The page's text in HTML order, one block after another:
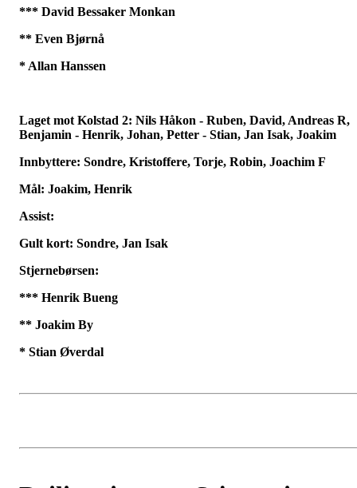
*** David Bessaker Monkan
** Even Bjørnå
* Allan Hanssen
Laget mot Kolstad 2: Nils Håkon - Ruben, David, Andreas R,
Benjamin - Henrik, Johan, Petter - Stian, Jan Isak, Joakim
Innbyttere: Sondre, Kristoffere, Torje, Robin, Joachim F
Mål: Joakim, Henrik
Assist:
Gult kort: Sondre, Jan Isak
Stjernebørsen:
*** Henrik Bueng
** Joakim By
* Stian Øverdal